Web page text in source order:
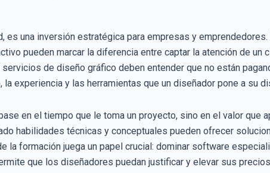
una inversión estratégica para empresas y emprendedores.
pueden marcar la diferencia entre captar la atención de un
de diseño gráfico deben entender que no están
experiencia y las herramientas que un diseñador pone a su
en el tiempo que le toma un proyecto, sino en el valor que
habilidades técnicas y conceptuales pueden ofrecer
la formación juega un papel crucial: dominar software
que los diseñadores puedan justificar y elevar sus